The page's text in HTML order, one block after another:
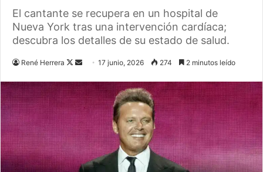
El cantante se recupera en un hospital de
Nueva York tras una intervención cardíaca;
descubra los detalles de su estado de salud.
René Herrera
Follow
X
Send
email
17 junio, 2026 274 2 minutos leído